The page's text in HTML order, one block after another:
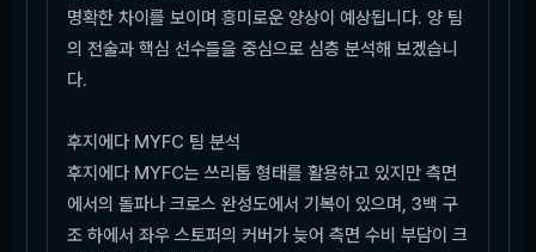
명확한 차이를 보이며 흥미로운 양상이 예상됩니다. 양 팀
의 전술과 핵심 선수들을 중심으로 심층 분석해 보겠습니
다.
후지에다 MYFC 팀 분석
후지에다 MYFC는 쓰리톱 형태를 활용하고 있지만 측면
에서의 돌파나 크로스 완성도에서 기복이 있으며, 3백 구
조 하에서 좌우 스토퍼의 커버가 늦어 측면 수비 부담이 크